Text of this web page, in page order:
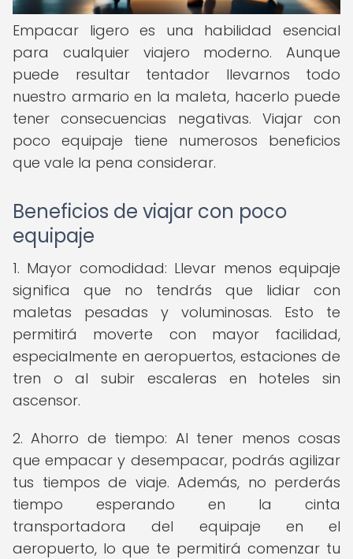
Empacar ligero es una habilidad esencial
para cualquier viajero moderno. Aunque
puede resultar tentador llevarnos todo
nuestro armario en la maleta, hacerlo puede
tener consecuencias negativas. Viajar con
poco equipaje tiene numerosos beneficios
que vale la pena considerar.
Beneficios de viajar con poco
equipaje
1. Mayor comodidad: Llevar menos equipaje
significa que no tendrás que lidiar con
maletas pesadas y voluminosas. Esto te
permitirá moverte con mayor facilidad,
especialmente en aeropuertos, estaciones de
tren o al subir escaleras en hoteles sin
ascensor.
2. Ahorro de tiempo: Al tener menos cosas
que empacar y desempacar, podrás agilizar
tus tiempos de viaje. Además, no perderás
tiempo esperando en la cinta
transportadora del equipaje en el
aeropuerto, lo que te permitirá comenzar tu